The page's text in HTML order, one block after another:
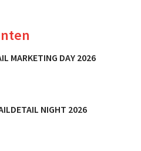
MARKETING DAY 2026
NIGHT 2026